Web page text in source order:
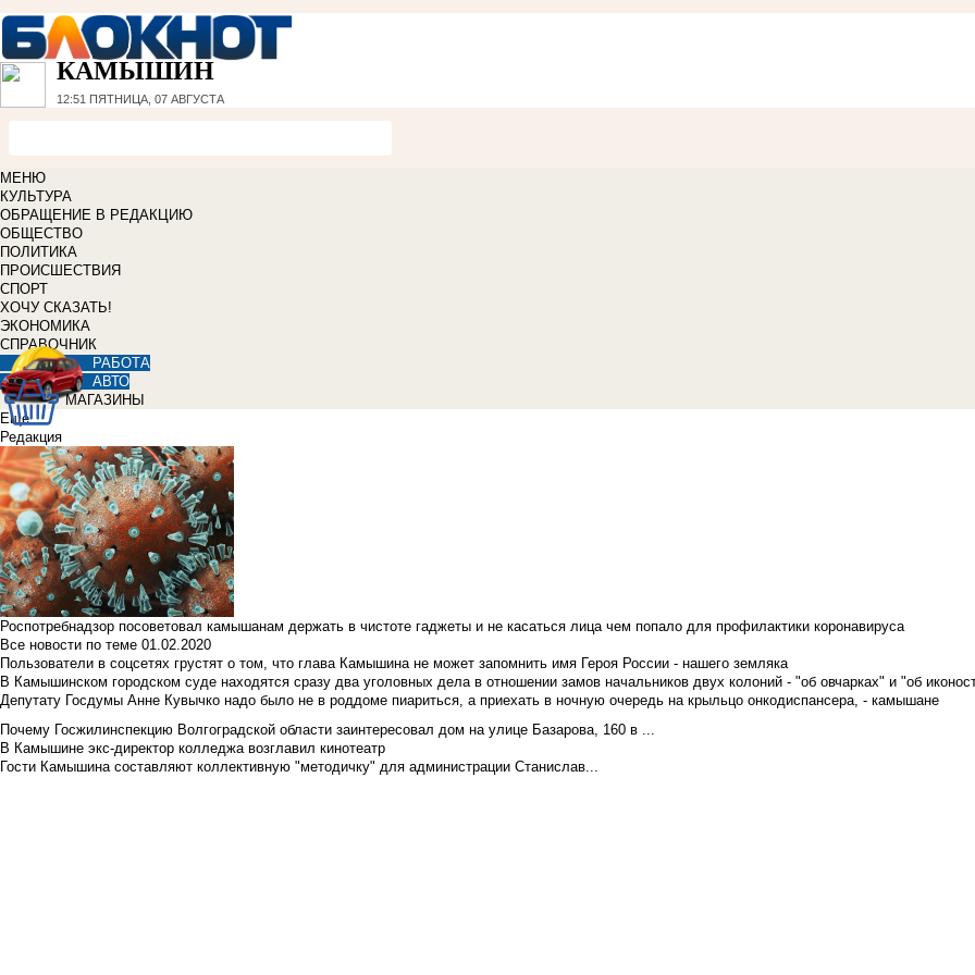
КАМЫШИН
12:51 ПЯТНИЦА, 07 АВГУСТА
МЕНЮ
КУЛЬТУРА
ОБРАЩЕНИЕ В РЕДАКЦИЮ
ОБЩЕСТВО
ПОЛИТИКА
ПРОИСШЕСТВИЯ
СПОРТ
ХОЧУ СКАЗАТЬ!
ЭКОНОМИКА
СПРАВОЧНИК
РАБОТА
АВТО
МАГАЗИНЫ
Еще
Редакция
Роспотребнадзор посоветовал камышанам держать в чистоте гаджеты и не касаться лица чем попало для профилактики коронавируса
Все новости по теме 01.02.2020
Пользователи в соцсетях грустят о том, что глава Камышина не может запомнить имя Героя России - нашего земляка
В Камышинском городском суде находятся сразу два уголовных дела в отношении замов начальников двух колоний - "об овчарках" и "об
Депутату Госдумы Анне Кувычко надо было не в роддоме пиариться, а приехать в ночную очередь на крыльцо онкодиспансера, - камышане
Почему Госжилинспекцию Волгоградской области заинтересовал дом на улице Базарова, 160 в ...
В Камышине экс-директор колледжа возглавил кинотеатр
Гости Камышина составляют коллективную "методичку" для администрации Станислав...